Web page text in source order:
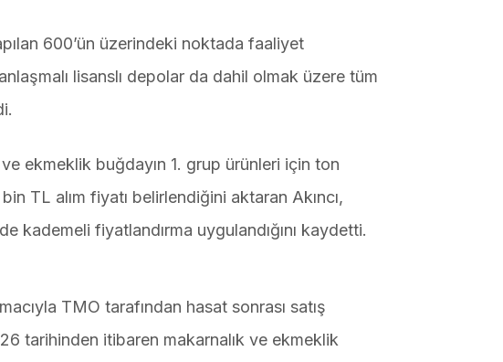
600’ün üzerindeki noktada faaliyet
lisanslı depolar da dahil olmak üzere tüm
ekmeklik buğdayın 1. grup ürünleri için ton
TL alım fiyatı belirlendiğini aktaran Akıncı,
kademeli fiyatlandırma uygulandığını kaydetti.
TMO tarafından hasat sonrası satış
tarihinden itibaren makarnalık ve ekmeklik